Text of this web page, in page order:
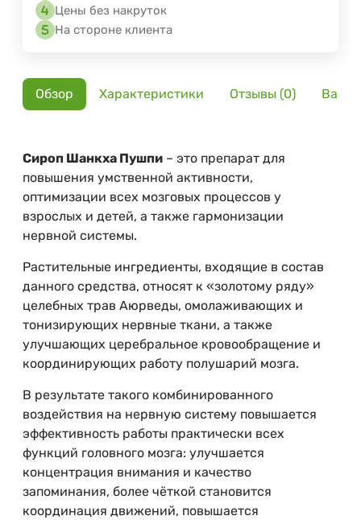
Цены без накруток
На стороне клиента
Обзор Характеристики Отзывы (0)
Сироп Шанкха Пушпи – это препарат для
повышения умственной активности,
оптимизации всех мозговых процессов у
взрослых и детей, а также гармонизации
нервной системы.
Растительные ингредиенты, входящие в состав
данного средства, относят к «золотому ряду»
целебных трав Аюрведы, омолаживающих и
тонизирующих нервные ткани, а также
улучшающих церебральное кровообращение и
координирующих работу полушарий мозга.
В результате такого комбинированного
воздействия на нервную систему повышается
эффективность работы практически всех
функций головного мозга: улучшается
концентрация внимания и качество
запоминания, более чёткой становится
координация движений, повышается